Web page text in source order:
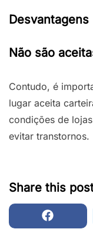
Desvantagens
Não são
Contudo, é
lugar aceita
condições de
evitar transtornos.
Share this